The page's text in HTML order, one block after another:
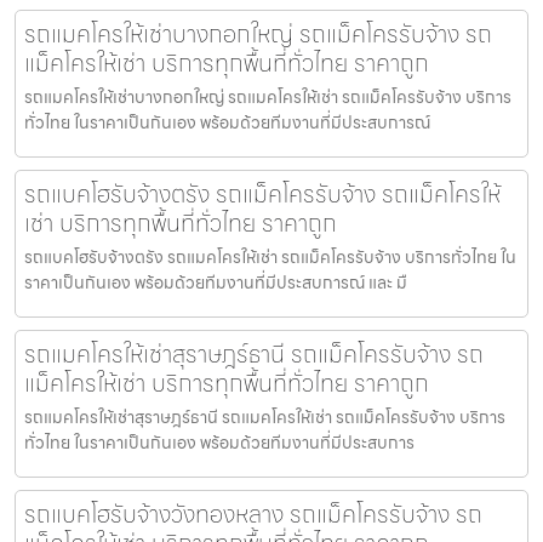
รถแมคโครให้เช่าบางกอกใหญ่ รถแม็คโครรับจ้าง รถ
แม็คโครให้เช่า บริการทุกพื้นที่ทั่วไทย ราคาถูก
รถแมคโครให้เช่าบางกอกใหญ่ รถแมคโครให้เช่า รถแม็คโครรับจ้าง บริการ
ทั่วไทย ในราคาเป็นกันเอง พร้อมด้วยทีมงานที่มีประสบการณ์
รถแบคโฮรับจ้างตรัง รถแม็คโครรับจ้าง รถแม็คโครให้
เช่า บริการทุกพื้นที่ทั่วไทย ราคาถูก
รถแบคโฮรับจ้างตรัง รถแมคโครให้เช่า รถแม็คโครรับจ้าง บริการทั่วไทย ใน
ราคาเป็นกันเอง พร้อมด้วยทีมงานที่มีประสบการณ์ และ มื
รถแมคโครให้เช่าสุราษฎร์ธานี รถแม็คโครรับจ้าง รถ
แม็คโครให้เช่า บริการทุกพื้นที่ทั่วไทย ราคาถูก
รถแมคโครให้เช่าสุราษฎร์ธานี รถแมคโครให้เช่า รถแม็คโครรับจ้าง บริการ
ทั่วไทย ในราคาเป็นกันเอง พร้อมด้วยทีมงานที่มีประสบการ
รถแบคโฮรับจ้างวังทองหลาง รถแม็คโครรับจ้าง รถ